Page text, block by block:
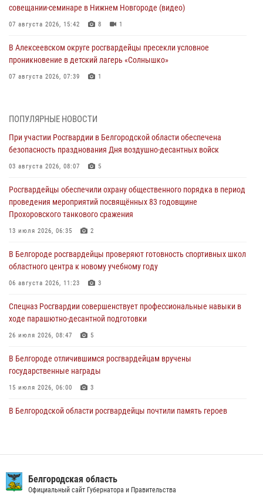
совещании-семинаре в Нижнем Новгороде (видео)
07 августа 2026, 15:42 8 1
В Алексеевском округе росгвардейцы пресекли условное
проникновение в детский лагерь «Солнышко»
07 августа 2026, 07:39 1
Подвиги героев‑росгвардейцев увековечили в новой музейной
экспозиции белгородского музея‑диорамы «Курская битва.
06 августа 2026, 12:05 3
В Белгороде росгвардейцы проверяют готовность спортивных школ
областного центра к новому учебному году
Росгвардия обеспечила общественную безопасность празднования
83-й годовщины освобождения г. Белгорода от немецко -
06 августа 2026, 06:54 3
Офицеры Росгвардии и ветераны войск правопорядка почтили
05 августа 2026, 17:12 2
ПОПУЛЯРНЫЕ НОВОСТИ
При участии Росгвардии в Белгородской области обеспечена
безопасность празднования Дня воздушно-десантных войск
03 августа 2026, 08:07 5
Росгвардейцы обеспечили охрану общественного порядка в период
проведения мероприятий посвящённых 83 годовщине
Прохоровского танкового сражения
13 июля 2026, 06:35 2
В Белгороде росгвардейцы проверяют готовность спортивных школ
областного центра к новому учебному году
06 августа 2026, 11:23 3
Спецназ Росгвардии совершенствует профессиональные навыки в
ходе парашютно-десантной подготовки
26 июля 2026, 08:47 5
В Белгороде отличившимся росгвардейцам вручены
государственные награды
15 июля 2026, 06:00 3
В Белгородской области росгвардейцы почтили память героев
беседу по профилактике аварийности
09 июля 2026, 10:07
Белгородская область
Официальный сайт Губернатора и Правительства